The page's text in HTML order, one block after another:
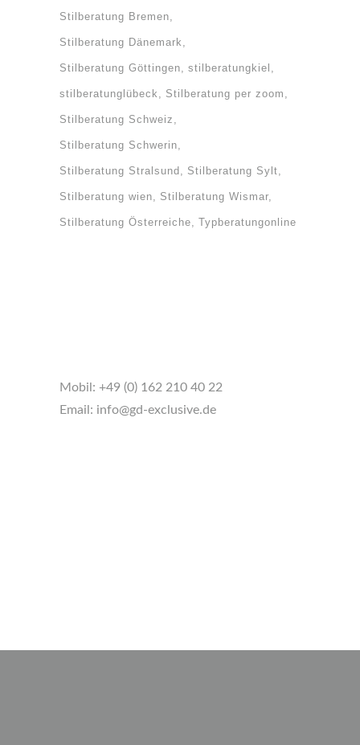
Stilberatung Bremen
Stilberatung Dänemark
Stilberatung Göttingen stilberatungkiel
stilberatunglübeck Stilberatung per zoom
Stilberatung Schweiz
Stilberatung Schwerin
Stilberatung Stralsund Stilberatung Sylt
Stilberatung wien Stilberatung Wismar
Stilberatung Österreiche Typberatungonline
Mobil: +49 (0) 162 210 40 22
Email: info@gd-exclusive.de